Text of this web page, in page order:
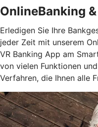
OnlineBanking
Erledigen Sie Ihre
jeder Zeit mit unserem
VR Banking App am
von vielen Funktionen
Verfahren, die Ihnen alle